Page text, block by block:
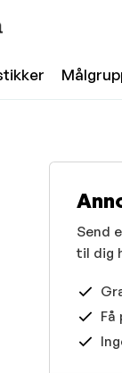
Send
til dig
Få